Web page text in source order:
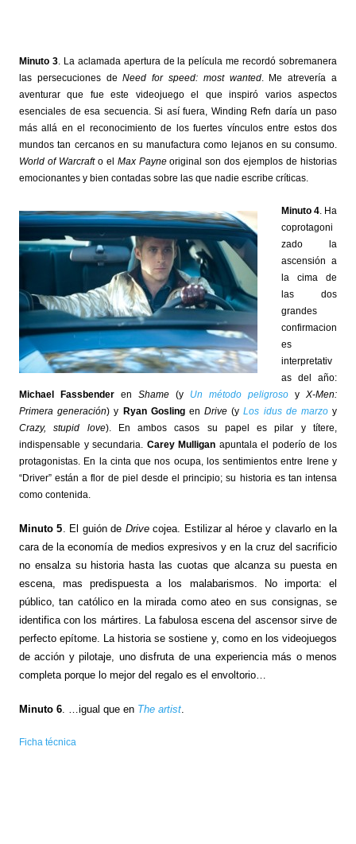
Minuto 3. La aclamada apertura de la película me recordó sobremanera
las persecuciones deNeed for speed: most wanted. Me atrevería a
aventurar que fue este videojuego el que inspiró varios aspectos
esenciales de esa secuencia. Si así fuera, Winding Refn daría un paso
más allá en el reconocimiento de los fuertes vínculos entre estos dos
mundos tan cercanos en su manufactura como lejanos en su consumo.
World of Warcraft o el Max Payneoriginal son dos ejemplos de historias
emocionantes y bien contadas sobre las que nadie escribe críticas.
Minuto 4. Ha
coprotagoni
zado la
ascensión a
la cima de
las dos
grandes
confirmacion
es
interpretativ
as del año:
Michael Fassbender en Shame(y Un método peligrosoyX-Men:
Primera generación) y Ryan Gosling enDrive(yLos idus de marzo y
Crazy, stupid love). En ambos casos su papel es pilar y títere,
indispensable y secundaria. Carey Mulligan apuntala el poderío de los
protagonistas. En la cinta que nos ocupa, los sentimientos entre Irene y
“Driver” están a flor de piel desde el principio; su historia es tan intensa
como contenida.
Minuto 5. El guión de Drivecojea. Estilizar al héroe y clavarlo en la
cara de la economía de medios expresivos y en la cruz del sacrificio
no ensalza su historia hasta las cuotas que alcanza su puesta en
escena, mas predispuesta a los malabarismos. No importa: el
público, tan católico en la mirada como ateo en sus consignas, se
identifica con los mártires. La fabulosa escena del ascensor sirve de
perfecto epítome. La historia se sostiene y, como en los videojuegos
de acción y pilotaje, uno disfruta de una experiencia más o menos
completa porque lo mejor del regalo es el envoltorio…
Minuto 6. …igual que en The artist.
Ficha técnica